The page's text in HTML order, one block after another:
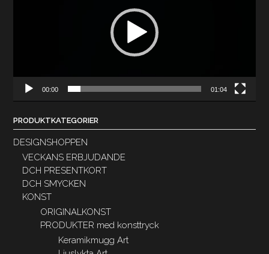
00:00 01:04
PRODUKTKATEGORIER
DESIGNSHOPPEN
VECKANS ERBJUDANDE
DCH PRESENTKORT
DCH SMYCKEN
KONST
ORIGINALKONST
PRODUKTER med konsttryck
Keramikmugg Art